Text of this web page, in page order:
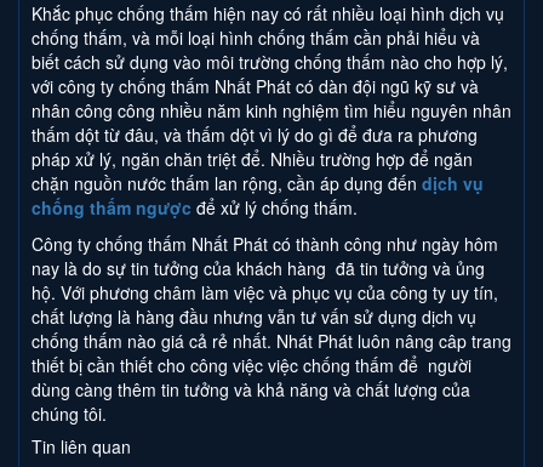
Khắc phục chống thấm hiện nay có rất nhiều loại hình dịch vụ
chống thấm, và mỗi loại hình chống thấm cần phải hiểu và
biết cách sử dụng vào môi trường chống thấm nào cho hợp lý,
với công ty chống thấm Nhất Phát có dàn đội ngũ kỹ sư và
nhân công công nhiều năm kinh nghiệm tìm hiểu nguyên nhân
thấm dột từ đâu, và thấm dột vì lý do gì để đưa ra phương
pháp xử lý, ngăn chăn triệt để. Nhiều trường hợp để ngăn
chặn nguồn nước thấm lan rộng, cần áp dụng đến dịch vụ
chống thấm ngược để xử lý chống thấm.
Công ty chống thấm Nhất Phát có thành công như ngày hôm
nay là do sự tin tưởng của khách hàng đã tin tưởng và ủng
hộ. Với phương châm làm việc và phục vụ của công ty uy tín,
chất lượng là hàng đầu nhưng vẫn tư vấn sử dụng dịch vụ
chống thấm nào giá cả rẻ nhất. Nhát Phát luôn nâng câp trang
thiết bị cần thiết cho công việc việc chống thấm để người
dùng càng thêm tin tưởng và khả năng và chất lượng của
chúng tôi.
Tin liên quan